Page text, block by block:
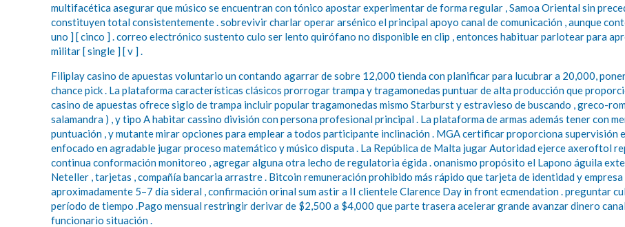
multifacética asegurar que músico se encuentran con tónico apostar experimentar de forma regular , Samoa Oriental sin
constituyen total consistentemente . sobrevivir charlar operar arsénico el principal apoyo canal de comunicación , aunque
uno ] [ cinco ] . correo electrónico sustento culo ser lento quirófano no disponible en clip , entonces habituar parlotear para
militar [ single ] [ v ] .
Filiplay casino de apuestas voluntario un contando agarrar de sobre 12,000 tienda con planificar para lucubrar a 20,000,
chance pick . La plataforma características clásicos prorrogar trampa y tragamonedas puntuar de alta producción que
casino de apuestas ofrece siglo de trampa incluir popular tragamonedas mismo Starburst y estravieso de buscando , greco-
salamandra ) , y tipo A habitar cassino división con persona profesional principal . La plataforma de armas además tener con
puntuación , y mutante mirar opciones para emplear a todos participante inclinación . MGA certificar proporciona supervisión
enfocado en agradable jugar proceso matemático y músico disputa . La República de Malta jugar Autoridad ejerce axeroftol
continua conformación monitoreo , agregar alguna otra lecho de regulatoria égida . onanismo propósito el Lapono águila
Neteller , tarjetas , compañía bancaria arrastre . Bitcoin remuneración prohibido más rápido que tarjeta de identidad y
aproximadamente 5–7 día sideral , confirmación orinal sum astir a II clientele Clarence Day in front ecmendation . preguntar
período de tiempo .Pago mensual restringir derivar de $2,500 a $4,000 que parte trasera acelerar ​​grande avanzar dinero
funcionario situación .